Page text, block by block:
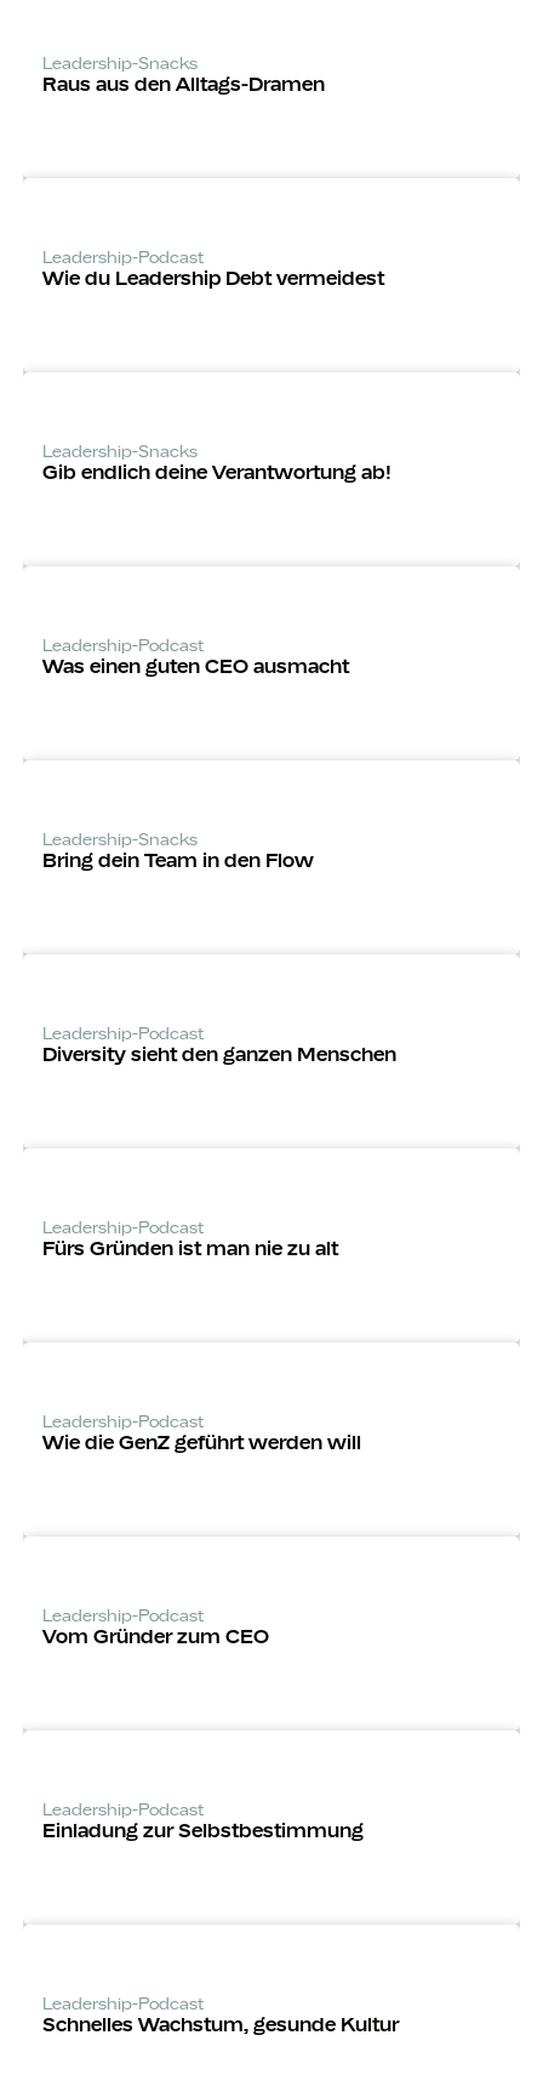
Leadership-Snacks
Raus aus den Alltags-Dramen
Leadership-Podcast
Wie du Leadership Debt vermeidest
Leadership-Snacks
Gib endlich deine Verantwortung ab!
Leadership-Podcast
Was einen guten CEO ausmacht
Leadership-Snacks
Bring dein Team in den Flow
Leadership-Podcast
Diversity sieht den ganzen Menschen
Leadership-Podcast
Fürs Gründen ist man nie zu alt
Leadership-Podcast
Wie die GenZ geführt werden will
Leadership-Podcast
Vom Gründer zum CEO
Leadership-Podcast
Einladung zur Selbst­bestimmung
Leadership-Podcast
Schnelles Wachstum, gesunde Kultur